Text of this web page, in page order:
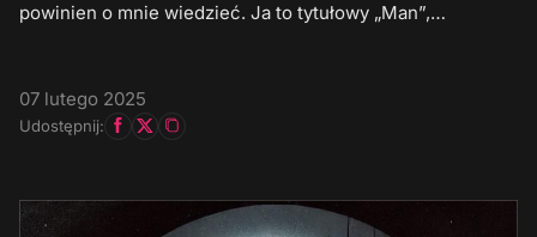
powinien o mnie wiedzieć. Ja to tytułowy „Man”,…
07 lutego 2025
Udostępnij: